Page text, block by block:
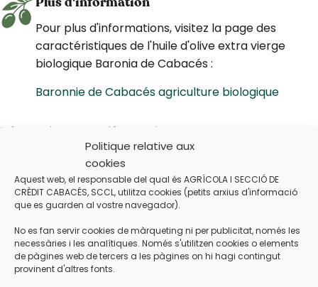
Politique relative aux
cookies
Aquest web, el responsable del qual és AGRÍCOLA I SECCIÓ DE
CRÈDIT CABACÉS, SCCL, utilitza cookies (petits arxius d'informació
que es guarden al vostre navegador).
No es fan servir cookies de màrqueting ni per publicitat, només les
necessàries i les analítiques. Només s'utilitzen cookies o elements
de pàgines web de tercers a les pàgines on hi hagi contingut
provinent d'altres fonts.
Plus d'information
Pour plus d'informations, visitez la page des
caractéristiques de l'huile d'olive extra vierge
biologique Baronia de Cabacés :
Baronnie de Cabacés agriculture biologique
Informations complémentaires
Information nutritionnelle